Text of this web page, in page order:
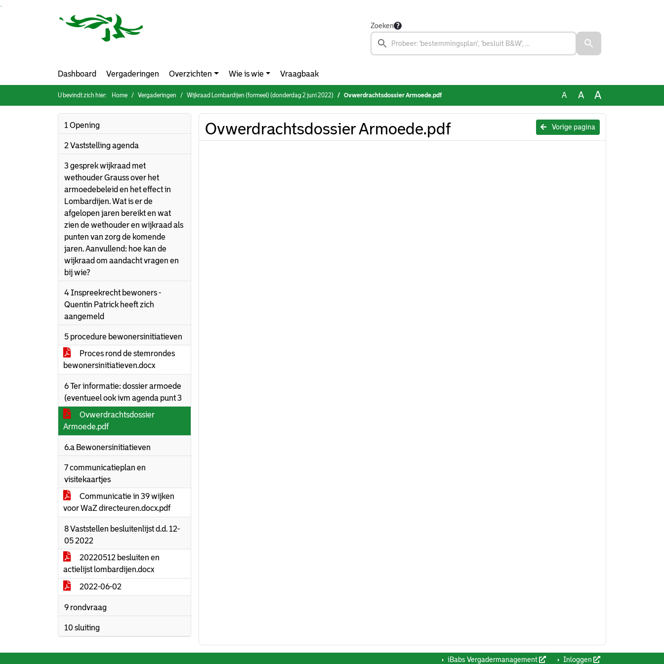
Ga naar de inhoud van deze pagina
Zoeken
Dashboard Vergaderingen Overzichten Wie is wie Vraagbaak
U bevindt zich hier: Home Vergaderingen Wijkraad Lombardijen (formeel) (donderdag 2 juni 2022) Ovwerdrachtsdossier Armoede.pdf A A A
1 Opening
2 Vaststelling agenda
3 gesprek wijkraad met
wethouder Grauss over het
armoedebeleid en het effect in
Lombardijen. Wat is er de
afgelopen jaren bereikt en wat
zien de wethouder en wijkraad als
punten van zorg de komende
jaren. Aanvullend: hoe kan de
wijkraad om aandacht vragen en
bij wie?
4 Inspreekrecht bewoners -
Quentin Patrick heeft zich
aangemeld
5 procedure bewonersinitiatieven
Proces rond de stemrondes
bewonersinitiatieven.docx
6 Ter informatie: dossier armoede
(eventueel ook ivm agenda punt 3
Ovwerdrachtsdossier
Armoede.pdf
6.a Bewonersinitiatieven
7 communicatieplan en
visitekaartjes
Communicatie in 39 wijken
voor WaZ directeuren.docx.pdf
8 Vaststellen besluitenlijst d.d. 12-
05 2022
20220512 besluiten en
actielijst lombardijen.docx
2022-06-02
9 rondvraag
10 sluiting
Vorige pagina
Ovwerdrachtsdossier Armoede.pdf
iBabs Vergadermanagement Inloggen